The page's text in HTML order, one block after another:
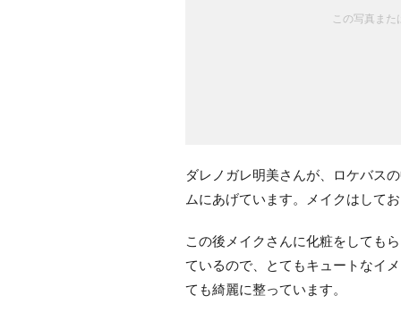
この写真ま
ダレノガレ明美さんが、ロケバス
ムにあげています。メイクはして
この後メイクさんに化粧をしても
ているので、とてもキュートなイ
ても綺麗に整っています。